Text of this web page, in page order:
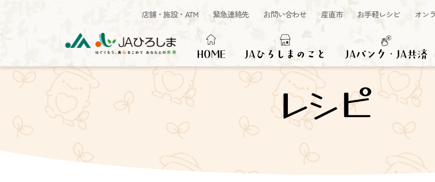
店舗・施設・ATM 緊急連絡先 お問い合わせ 産直市 お手軽レシピ オン
HOME JAひろしまのこと JAバンク・JA共済
レシピ